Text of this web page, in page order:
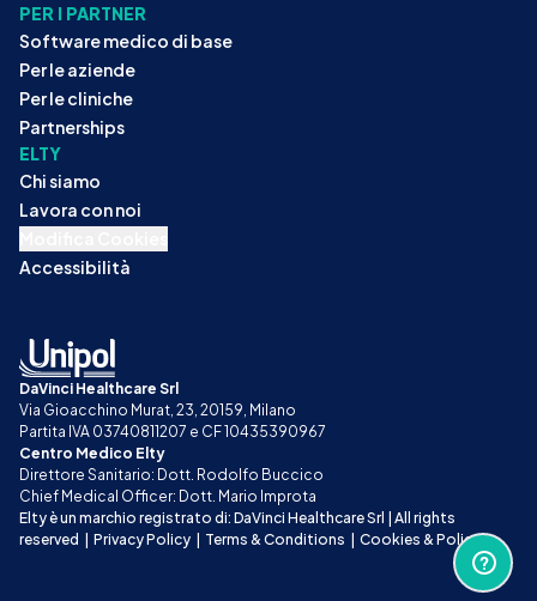
PER I PARTNER
Software medico di base
Per le aziende
Per le cliniche
Partnerships
ELTY
Chi siamo
Lavora con noi
Accessibilità
DaVinci Healthcare Srl
Via Gioacchino Murat, 23, 20159, Milano
Partita IVA 03740811207 e CF 10435390967
Centro Medico Elty
Direttore Sanitario: Dott. Rodolfo Buccico
Chief Medical Officer: Dott. Mario Improta
Elty è un marchio registrato di: DaVinci Healthcare Srl | All rights
reserved | Privacy Policy | Terms & Conditions | Cookies & Policy